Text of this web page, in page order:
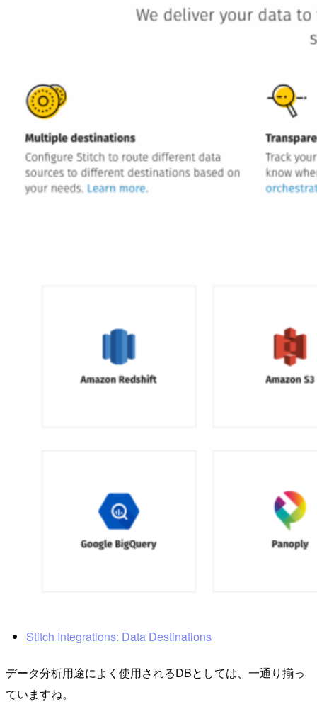
Stitch Integrations: Data Destinations
データ分析用途によく使用されるDBとしては、一通り揃っ
ていますね。